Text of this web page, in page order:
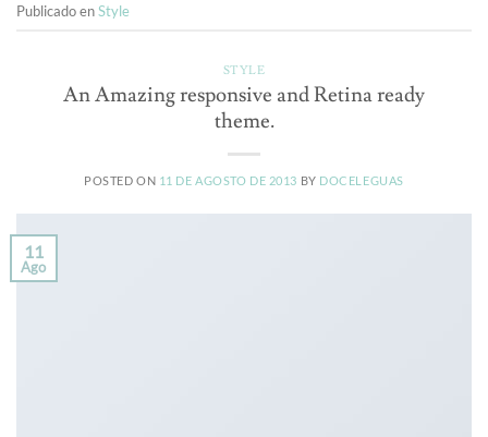
Publicado enStyle
STYLE
An Amazing responsive and Retina ready
theme.
POSTED ON 11 DE AGOSTO DE 2013 BY DOCELEGUAS
11
Ago